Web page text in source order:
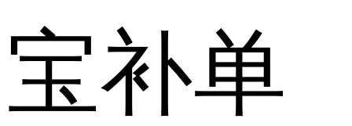
宝补单